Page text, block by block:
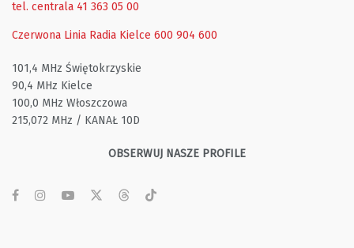
tel. centrala 41 363 05 00
Czerwona Linia Radia Kielce 600 904 600
101,4 MHz Świętokrzyskie
90,4 MHz Kielce
100,0 MHz Włoszczowa
215,072 MHz / KANAŁ 10D
OBSERWUJ NASZE PROFILE